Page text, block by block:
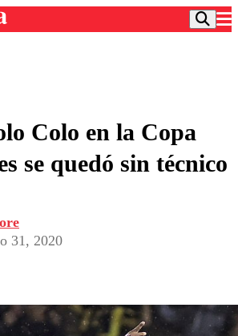
TV
Deportes
Nacional
Católica
Practico
Social
Colo en la Copa
se quedó sin técnico
31, 2020